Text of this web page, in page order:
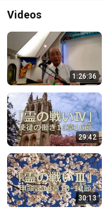
Videos
1:26:36
29:42
30:13